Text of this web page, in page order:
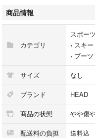
【状態基準ランク：C】
Ｎ：未使用品
Ａ：使用感が少なく、状態の良
Ｂ：使用感はあるが、目立つ
Ｃ：使用感の他、やや傷や汚
Ｄ：目立つ傷が汚れがある商品
Ｅ：現状品、長時間の動作
品不可)
F：ジャンク品(壊れている物
商品情報
カテゴリ
スポー
› スキー
› ブーツ
サイズ なし
ブランド HEAD
商品の状態 やや傷
配送料の負担 送料込